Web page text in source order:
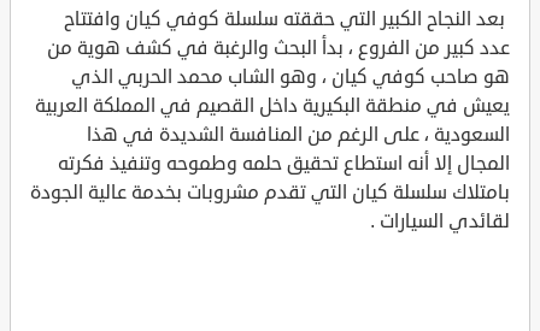
بعد النجاح الكبير التي حققته سلسلة كوفي كيان وافتتاح
عدد كبير من الفروع ، بدأ البحث والرغبة في كشف هوية من
هو صاحب كوفي كيان ، وهو الشاب محمد الحربي الذي
يعيش في منطقة البكيرية داخل القصيم في المملكة العربية
السعودية ، على الرغم من المنافسة الشديدة في هذا
المجال إلا أنه استطاع تحقيق حلمه وطموحه وتنفيذ فكرته
بامتلاك سلسلة كيان التي تقدم مشروبات بخدمة عالية الجودة
لقائدي السيارات .